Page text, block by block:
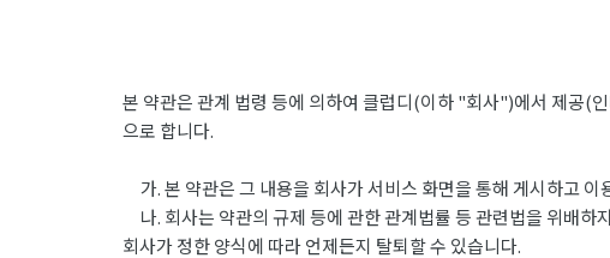
본 약관은 관계 법령 등에 의하여 클럽디(이하 "회사")에서 제공(
으로 합니다.
가. 본 약관은 그 내용을 회사가 서비스 화면을 통해 게시하고
나. 회사는 약관의 규제 등에 관한 관계법률 등 관련법을 위배하
회사가 정한 양식에 따라 언제든지 탈퇴할 수 있습니다.